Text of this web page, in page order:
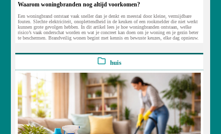
Waarom woningbranden nog altijd voorkomen?
Een woningbrand ontstaat vaak sneller dan je denkt en meestal door kleine, vermijdbare
fouten. Slechte elektriciteit, onoplettendheid in de keuken of een rookmelder die niet werkt
kunnen grote gevolgen hebben. In dit artikel lees je hoe woningbranden ontstaan, welke
risico’s vaak onderschat worden en wat je concreet kan doen om je woning en je gezin beter
te beschermen. Brandveilig wonen begint met kennis en bewuste keuzes, elke dag opnieuw.
huis